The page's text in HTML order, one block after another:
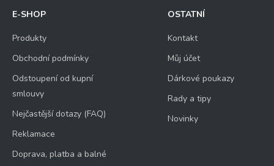
E-SHOP
Produkty
Obchodní podmínky
Odstoupení od kupní
smlouvy
Nejčastější dotazy (FAQ)
Reklamace
Doprava, platba a balné
OSTATNÍ
Kontakt
Můj účet
Dárkové poukazy
Rady a tipy
Novinky